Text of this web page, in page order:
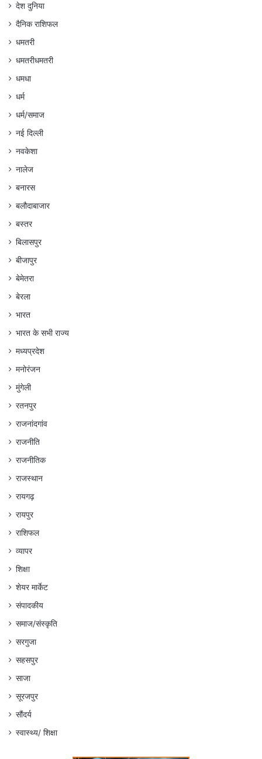
देश दुनिया
दैनिक राशिफल
धमतरी
धमतरीधमतरी
धमधा
धर्म
धर्म/समाज
नई दिल्ली
नवकेशा
नालेज
बनारस
बलौदाबाजार
बस्तर
बिलासपुर
बीजापुर
बेमेतरा
बेरला
भारत
भारत के सभी राज्य
मध्यप्रदेश
मनोरंजन
मुंगेली
रतनपुर
राजनांदगांव
राजनीति
राजनीतिक
राजस्थान
रायगढ़
रायपुर
राशिफल
व्यापर
शिक्षा
शेयर मार्केट
संपादकीय
समाज/संस्कृति
सरगुजा
सहसपुर
साजा
सूरजपुर
सौंदर्य
स्वास्थ्य/ शिक्षा